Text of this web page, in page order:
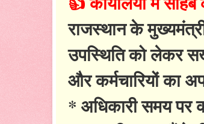
राजस्थान के
उपस्थिति को लेकर
और कर्मचारियों का
* अधिकारी समय पर